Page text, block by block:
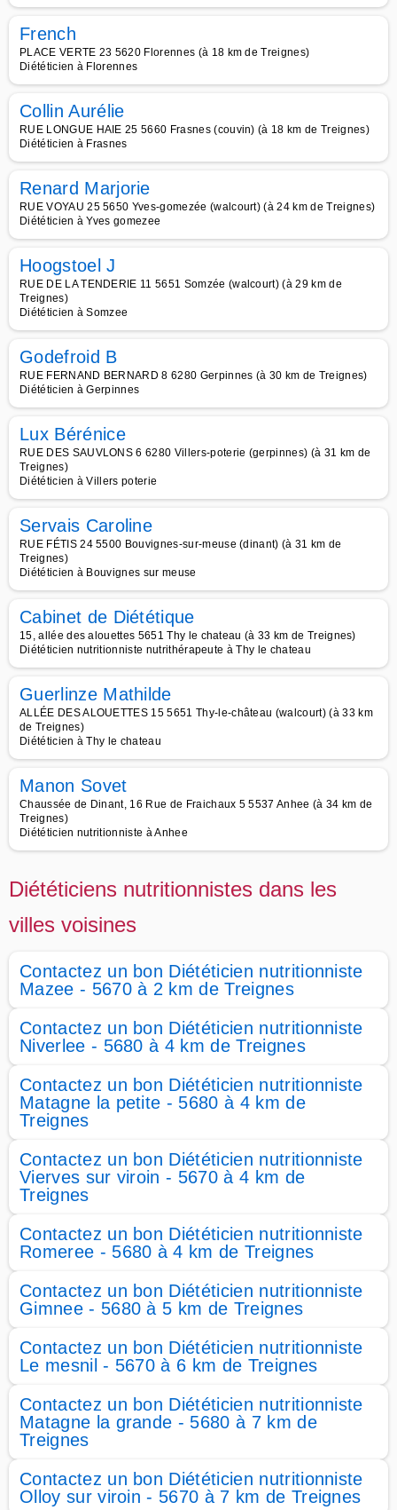
French
PLACE VERTE 23 5620 Florennes (à 18 km de Treignes)
Diététicien à Florennes
Collin Aurélie
RUE LONGUE HAIE 25 5660 Frasnes (couvin) (à 18 km de Treignes)
Diététicien à Frasnes
Renard Marjorie
RUE VOYAU 25 5650 Yves-gomezée (walcourt) (à 24 km de Treignes)
Diététicien à Yves gomezee
Hoogstoel J
RUE DE LA TENDERIE 11 5651 Somzée (walcourt) (à 29 km de
Treignes)
Diététicien à Somzee
Godefroid B
RUE FERNAND BERNARD 8 6280 Gerpinnes (à 30 km de Treignes)
Diététicien à Gerpinnes
Lux Bérénice
RUE DES SAUVLONS 6 6280 Villers-poterie (gerpinnes) (à 31 km de
Treignes)
Diététicien à Villers poterie
Servais Caroline
RUE FÉTIS 24 5500 Bouvignes-sur-meuse (dinant) (à 31 km de
Treignes)
Diététicien à Bouvignes sur meuse
Cabinet de Diététique
15, allée des alouettes 5651 Thy le chateau (à 33 km de Treignes)
Diététicien nutritionniste nutrithérapeute à Thy le chateau
Guerlinze Mathilde
ALLÉE DES ALOUETTES 15 5651 Thy-le-château (walcourt) (à 33 km
de Treignes)
Diététicien à Thy le chateau
Manon Sovet
Chaussée de Dinant, 16 Rue de Fraichaux 5 5537 Anhee (à 34 km de
Treignes)
Diététicien nutritionniste à Anhee
Diététiciens nutritionnistes dans les
villes voisines
Contactez un bon Diététicien nutritionniste
Mazee - 5670 à 2 km de Treignes
Contactez un bon Diététicien nutritionniste
Niverlee - 5680 à 4 km de Treignes
Contactez un bon Diététicien nutritionniste
Matagne la petite - 5680 à 4 km de
Treignes
Contactez un bon Diététicien nutritionniste
Vierves sur viroin - 5670 à 4 km de
Treignes
Contactez un bon Diététicien nutritionniste
Romeree - 5680 à 4 km de Treignes
Contactez un bon Diététicien nutritionniste
Gimnee - 5680 à 5 km de Treignes
Contactez un bon Diététicien nutritionniste
Le mesnil - 5670 à 6 km de Treignes
Contactez un bon Diététicien nutritionniste
Matagne la grande - 5680 à 7 km de
Treignes
Contactez un bon Diététicien nutritionniste
Olloy sur viroin - 5670 à 7 km de Treignes